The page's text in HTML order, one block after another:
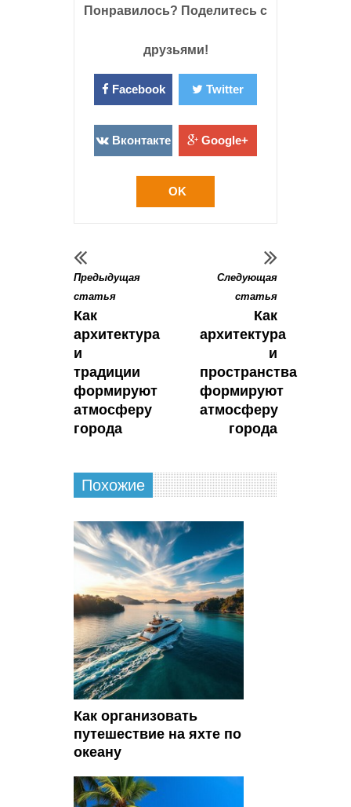
Понравилось? Поделитесь с
друзьями!
Facebook Twitter
Вконтакте Google+
OK
Предыдущая
статья
Как
архитектура
и
традиции
формируют
атмосферу
города
Следующая
статья
Как
архитектура
и
пространства
формируют
атмосферу
города
Похожие
Как организовать
путешествие на яхте по
океану